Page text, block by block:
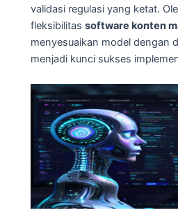
validasi regulasi yang ketat.
fleksibilitas software konten
menyesuaikan model dengan
menjadi kunci sukses